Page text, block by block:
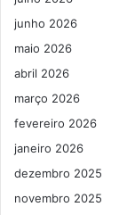
junho 2026
maio 2026
abril 2026
março 2026
fevereiro 2026
janeiro 2026
dezembro 2025
novembro 2025